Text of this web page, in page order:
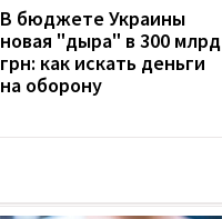
В бюджете Украины
новая "дыра" в 300 млрд
грн: как искать деньги
на оборону